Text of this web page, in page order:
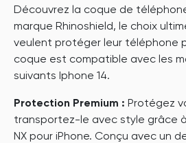
Découvrez la coque de
marque Rhinoshield, le choix
veulent protéger leur téléphone
coque est compatible avec les
suivants Iphone 14.
Protection Premium : Protégez
transportez-le avec style grâce
NX pour iPhone. Conçu avec un